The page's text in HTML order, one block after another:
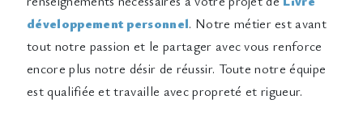
développement personnel. Notre métier est avant
tout notre passion et le partager avec vous renforce
encore plus notre désir de réussir. Toute notre équipe
est qualifiée et travaille avec propreté et rigueur.